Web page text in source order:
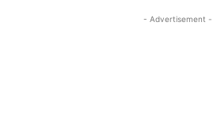
- Advertisement -